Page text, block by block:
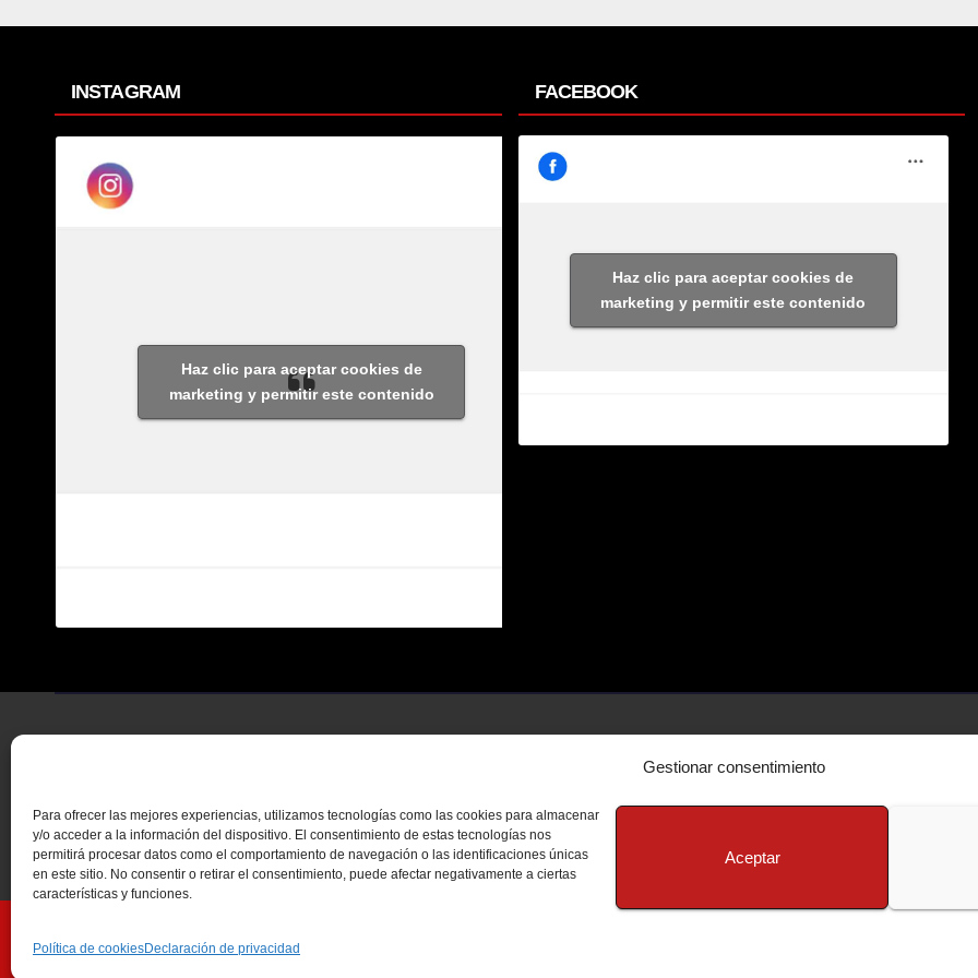
Gestionar consentimiento
Para ofrecer las mejores experiencias, utilizamos tecnologías como las cookies para almacenar
y/o acceder a la información del dispositivo. El consentimiento de estas tecnologías nos
permitirá procesar datos como el comportamiento de navegación o las identificaciones únicas
en este sitio. No consentir o retirar el consentimiento, puede afectar negativamente a ciertas
características y funciones.
Aceptar
Política de cookiesDeclaración de privacidad
INSTAGRAM
Haz clic para aceptar cookies de
marketing y permitir este contenido
FACEBOOK
Haz clic para aceptar cookies de
marketing y permitir este contenido
Funciona gracias a WordPress|Tema: Newsup de